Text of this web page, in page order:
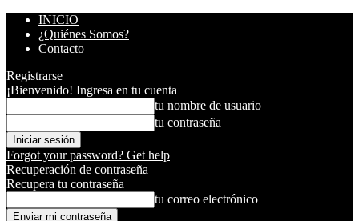
INICIO
¿Quiénes Somos?
Contacto
Registrarse
¡Bienvenido! Ingresa en tu cuenta
tu nombre de usuario
tu contraseña
Forgot your password? Get help
Recuperación de contraseña
Recupera tu contraseña
tu correo electrónico